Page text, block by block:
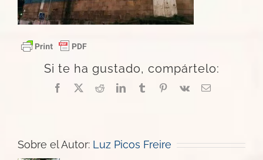
Si te ha gustado, compártelo:
Facebook
X RedditLinkedInTumblrPinterest
Vk
Correo
Sobre el Autor: Luz Picos Freire